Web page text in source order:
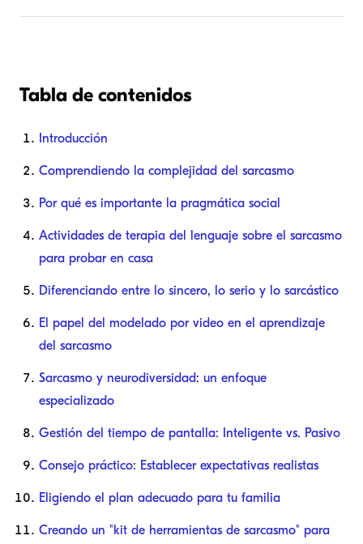
Tabla de contenidos
Introducción
Comprendiendo la complejidad del sarcasmo
Por qué es importante la pragmática social
Actividades de terapia del lenguaje sobre el sarcasmo
para probar en casa
Diferenciando entre lo sincero, lo serio y lo sarcástico
El papel del modelado por video en el aprendizaje
del sarcasmo
Sarcasmo y neurodiversidad: un enfoque
especializado
Gestión del tiempo de pantalla: Inteligente vs. Pasivo
Consejo práctico: Establecer expectativas realistas
Eligiendo el plan adecuado para tu familia
Creando un "kit de herramientas de sarcasmo" para